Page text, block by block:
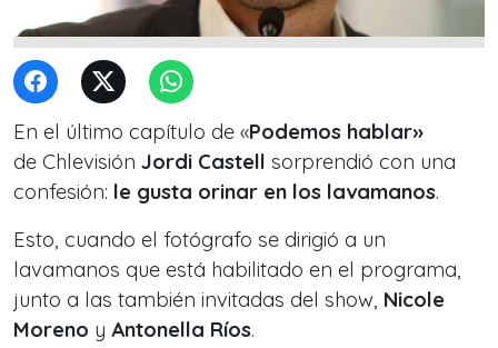
En el último capítulo de «Podemos hablar»
de Chlevisión Jordi Castell sorprendió con una
confesión: le gusta orinar en los lavamanos.
Esto, cuando el fotógrafo se dirigió a un
lavamanos que está habilitado en el programa,
junto a las también invitadas del show, Nicole
Moreno y Antonella Ríos.